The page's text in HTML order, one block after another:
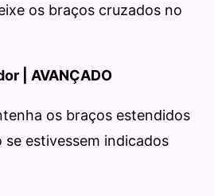
os braços cruzados no
| AVANÇADO
os braços estendidos
se estivessem indicados